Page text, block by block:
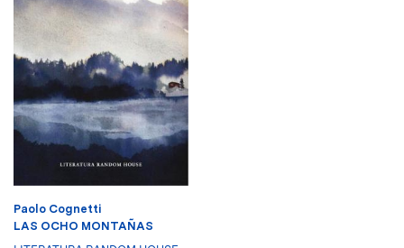
Paolo Cognetti
LAS OCHO MONTAÑAS